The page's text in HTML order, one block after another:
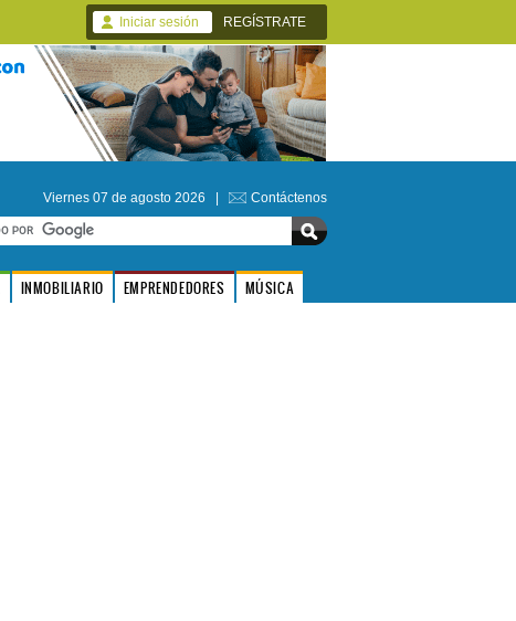
Iniciar sesión REGÍSTRATE
Viernes 07 de agosto 2026 | Contáctenos
INMOBILIARIO EMPRENDEDORES MÚSICA